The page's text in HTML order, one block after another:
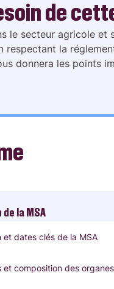
de
le secteur agricole et
respectant la
donnera les points
la MSA
et dates clés de la MSA
et composition des